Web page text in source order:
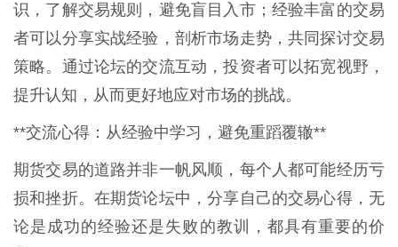
识，了解交易规则，避免盲目入市；经验丰富的交易
者可以分享实战经验，剖析市场走势，共同探讨交易
策略。通过论坛的交流互动，投资者可以拓宽视野，
提升认知，从而更好地应对市场的挑战。
**交流心得：从经验中学习，避免重蹈覆辙**
期货交易的道路并非一帆风顺，每个人都可能经历亏
损和挫折。在期货论坛中，分享自己的交易心得，无
论是成功的经验还是失败的教训，都具有重要的价